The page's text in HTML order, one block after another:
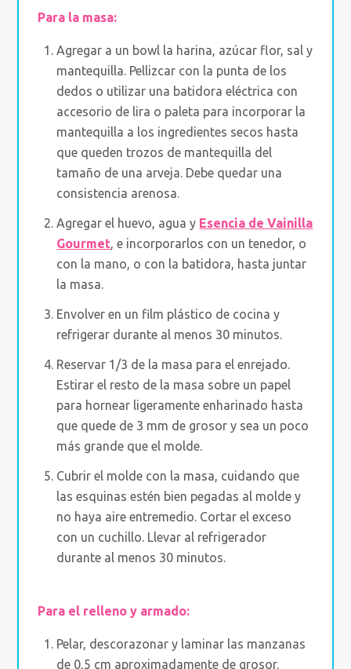
Para la masa:
Agregar a un bowl la harina, azúcar flor, sal y
mantequilla. Pellizcar con la punta de los
dedos o utilizar una batidora eléctrica con
accesorio de lira o paleta para incorporar la
mantequilla a los ingredientes secos hasta
que queden trozos de mantequilla del
tamaño de una arveja. Debe quedar una
consistencia arenosa.
Agregar el huevo, agua y Esencia de Vainilla
Gourmet, e incorporarlos con un tenedor, o
con la mano, o con la batidora, hasta juntar
la masa.
Envolver en un film plástico de cocina y
refrigerar durante al menos 30 minutos.
Reservar 1/3 de la masa para el enrejado.
Estirar el resto de la masa sobre un papel
para hornear ligeramente enharinado hasta
que quede de 3 mm de grosor y sea un poco
más grande que el molde.
Cubrir el molde con la masa, cuidando que
las esquinas estén bien pegadas al molde y
no haya aire entremedio. Cortar el exceso
con un cuchillo. Llevar al refrigerador
durante al menos 30 minutos.
Para el relleno y armado:
Pelar, descorazonar y laminar las manzanas
de 0,5 cm aproximadamente de grosor.